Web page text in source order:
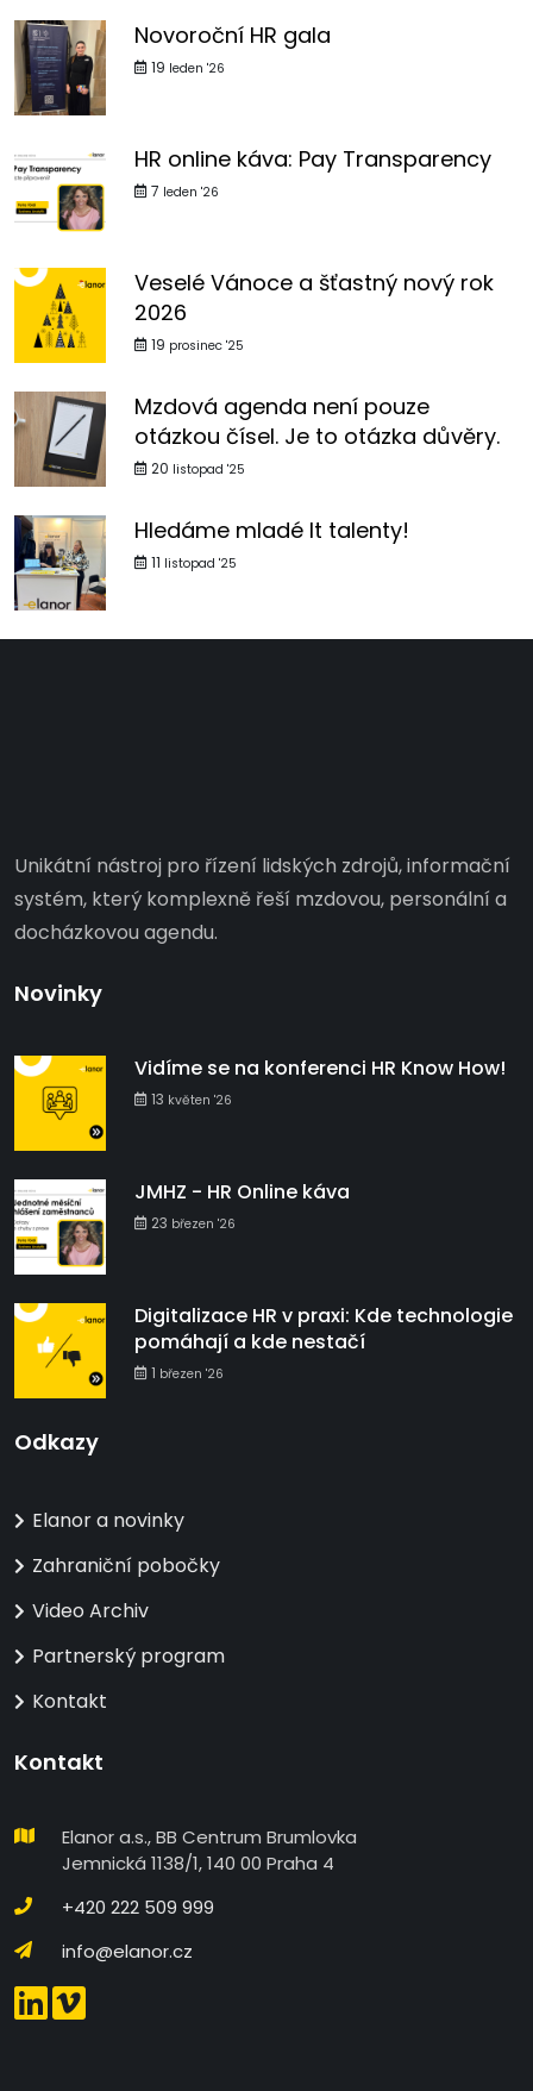
Novoroční HR gala
19 leden '26
HR online káva: Pay Transparency
7 leden '26
Veselé Vánoce a šťastný nový rok
2026
19 prosinec '25
Mzdová agenda není pouze
otázkou čísel. Je to otázka důvěry.
20 listopad '25
Hledáme mladé It talenty!
11 listopad '25
Unikátní nástroj pro řízení lidských zdrojů, informační
systém, který komplexně řeší mzdovou, personální a
docházkovou agendu.
Novinky
Vidíme se na konferenci HR Know How!
13 květen '26
JMHZ - HR Online káva
23 březen '26
Digitalizace HR v praxi: Kde technologie
pomáhají a kde nestačí
1 březen '26
Odkazy
Elanor a novinky
Zahraniční pobočky
Video Archiv
Partnerský program
Kontakt
Kontakt
Elanor a.s., BB Centrum Brumlovka
Jemnická 1138/1, 140 00 Praha 4
+420 222 509 999
info@elanor.cz